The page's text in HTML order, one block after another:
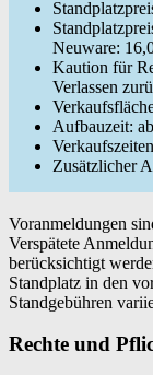
Neuware:
Kaution für
Verlassen
Aufbauzeit:
Zusätzlicher
Voranmeldungen
Verspätete
berücksichtigt
Standplatz in den
Standgebühren
Rechte und